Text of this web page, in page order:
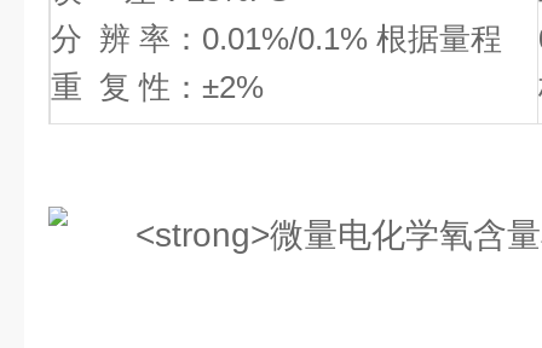
分 辨 率：0.01%/0.1% 根据量程
重 复 性：±2%